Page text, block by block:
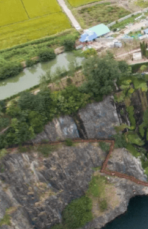
Шанхай, построен в